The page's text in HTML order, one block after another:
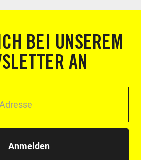
BEI UNSEREM
AN
Anmelden